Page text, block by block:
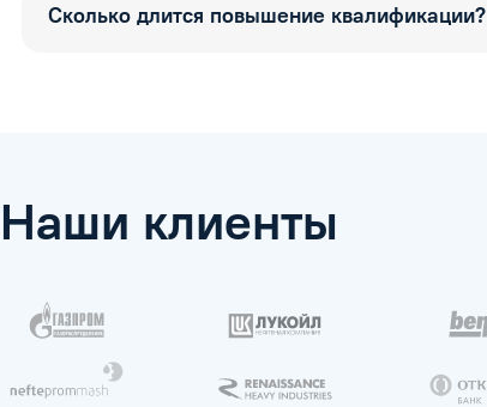
Сколько длится повышение квалификации?
Наши клиенты